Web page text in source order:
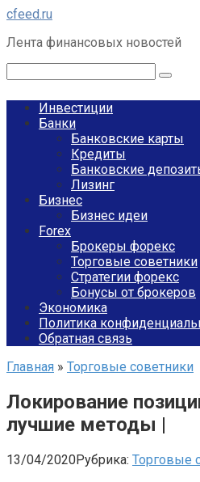
Перейти
контенту
cfeed.ru
Лента финансовых новостей
Инвестиции
Банки
Банковские карты
Кредиты
Банковские
Лизинг
Бизнес
Бизнес идеи
Forex
Брокеры форекс
Торговые советники
Стратегии форекс
Бонусы от брокеров
Экономика
Политика
Обратная связь
Главная » Торговые советники
Локирование
лучшие методы |
13/04/2020Рубрика: Торговые